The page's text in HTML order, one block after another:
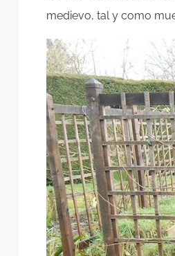
medievo, tal y como